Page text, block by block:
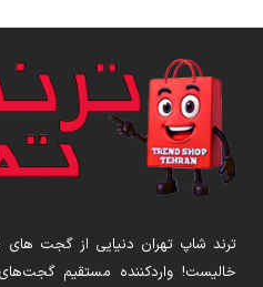
ترند شاپ تهران دنیایی از گجت های